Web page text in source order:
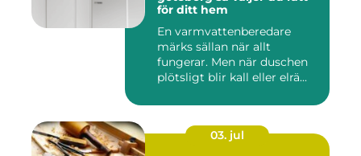
för ditt hem
En varmvattenberedare
märks sällan när allt
fungerar. Men när duschen
plötsligt blir kall eller elrä...
03. jul